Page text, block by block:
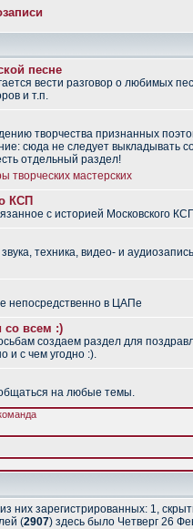
песне
вести разговор о любимых
и т.п.
творчества признанных
сюда не следует выкладывать
отдельный раздел!
творческих мастерских
КСП
с историей Московского
техника, видео- и
непосредственно в ЦАПе
со всем :)
создаем раздел для
и с чем угодно :).
на любые темы.
них зарегистрированных: 1,
(2907) здесь было Четверг 26